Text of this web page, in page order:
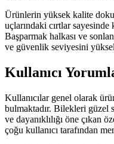
Ürünlerin yüksek kalite
uçlarındaki cırtlar
Başparmak halkası ve
ve güvenlik seviyesini
Kullanıcı
Kullanıcılar genel olarak
bulmaktadır. Bilekleri güzel
ve dayanıklılığı öne çıkan
çoğu kullanıcı tarafından